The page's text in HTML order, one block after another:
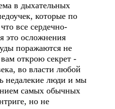
в дыхательных
которые по
все сердечно-
это осложнения
поражаются не
открою секрет -
во власти любой
недалекие люди и мы
самых обычных
но не